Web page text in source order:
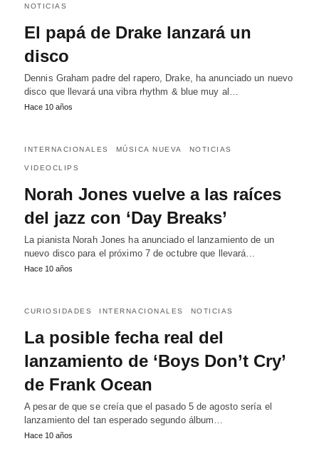
NOTICIAS
El papá de Drake lanzará un
disco
Dennis Graham padre del rapero, Drake, ha anunciado un nuevo
disco que llevará una vibra rhythm & blue muy al…
Hace 10 años
INTERNACIONALES MÚSICA NUEVA NOTICIAS
VIDEOCLIPS
Norah Jones vuelve a las raíces
del jazz con ‘Day Breaks’
La pianista Norah Jones ha anunciado el lanzamiento de un
nuevo disco para el próximo 7 de octubre que llevará…
Hace 10 años
CURIOSIDADES INTERNACIONALES NOTICIAS
La posible fecha real del
lanzamiento de ‘Boys Don’t Cry’
de Frank Ocean
A pesar de que se creía que el pasado 5 de agosto sería el
lanzamiento del tan esperado segundo álbum…
Hace 10 años